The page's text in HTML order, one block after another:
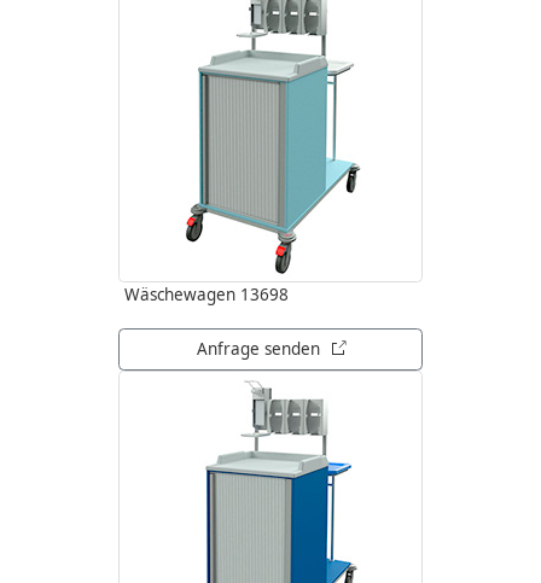
Wäschewagen 13698
Anfrage senden öffnet in neuem Tab